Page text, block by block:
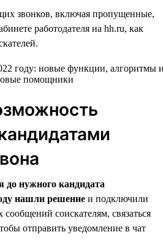
звонков, включая пропущенные,
работодателя на hh.ru, как
до нужного кандидата
нашли решение и подключили
соискателям, связаться
отправить уведомление в чат